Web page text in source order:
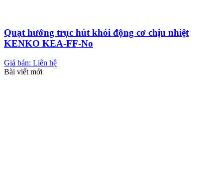
Quạt hướng trục hút khói động cơ chịu nhiệt
KENKO KEA-FF-No
Giá bán: Liên hệ
Bài viết mới